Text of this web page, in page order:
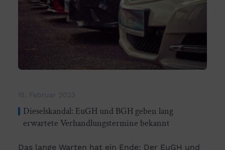
15. Februar 2023
Dieselskandal: EuGH und BGH geben lang
erwartete Verhandlungstermine bekannt
Das lange Warten hat ein Ende: Der EuGH und